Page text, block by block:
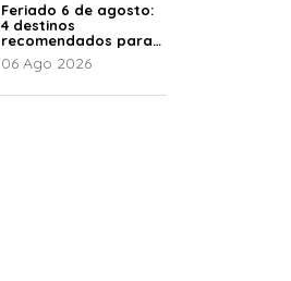
Feriado 6 de agosto:
4 destinos
recomendados para
disfrutar el descanso
06 Ago 2026